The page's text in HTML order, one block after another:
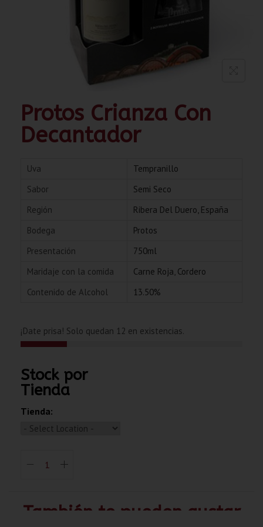
Protos Crianza Con
Decantador
Uva
Tempranillo
Sabor
Semi Seco
Región
Ribera Del Duero, España
Bodega
Protos
Presentación
750ml
Maridaje con la comida
Carne Roja, Cordero
Contenido de Alcohol
13.50%
¡Date prisa! Solo quedan 12 en existencias.
Stock por
Tienda
Tienda:
También te pueden gustar